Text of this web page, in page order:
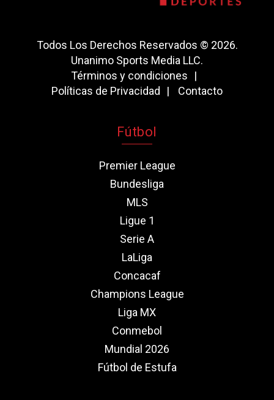
Todos Los Derechos Reservados © 2026.
Unanimo Sports Media LLC.
Términos y condiciones
Políticas de Privacidad
Contacto
Fútbol
Premier League
Bundesliga
MLS
Ligue 1
Serie A
LaLiga
Concacaf
Champions League
Liga MX
Conmebol
Mundial 2026
Fútbol de Estufa